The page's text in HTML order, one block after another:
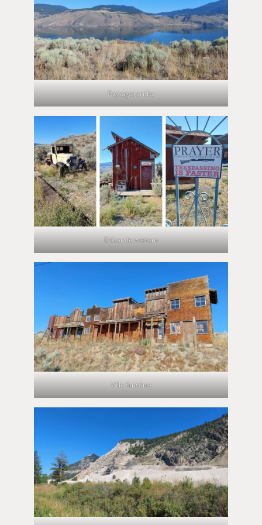
Paysages arides
Décor de western
Ville fantôme